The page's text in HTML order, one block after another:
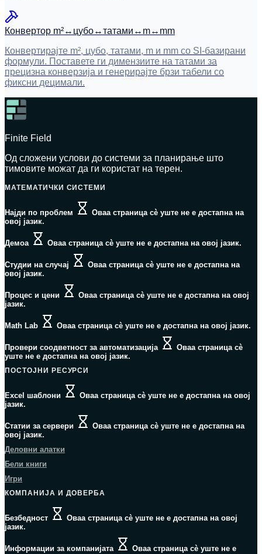
Конвертор m²↔цубо↔татами↔m↔mm
Конвертирајте m², цубо, татами, m и mm со SI-базирани
формули. Поставете ги димензиите на татами за
прецизна конверзија и генерирајте брзи табели со
фиксни децимали.
Finite Field
Од сложени услови до системи за планирање што
тимовите можат да ги користат на терен.
МАТЕМАТИЧКИ СИСТЕМИ
Најди по проблем
Оваа страница сè уште не е достапна на
овој јазик.
Демоа Оваа страница сè уште не е достапна на овој јазик.
Студии на случај
Оваа страница сè уште не е достапна на
овој јазик.
Процес и цени
Оваа страница сè уште не е достапна на овој
јазик.
Math Lab Оваа страница сè уште не е достапна на овој јазик.
Провери соодветност за автоматизација
Оваа страница сè
уште не е достапна на овој јазик.
ПОСТОЈНИ РЕСУРСИ
Excel шаблони
Оваа страница сè уште не е достапна на овој
јазик.
Статии за сервери
Оваа страница сè уште не е достапна на
овој јазик.
Деловни алатки
Бели книги
Игри
КОМПАНИЈА И ДОВЕРБА
Безбедност
Оваа страница сè уште не е достапна на овој
јазик.
Информации за компанијата
Оваа страница сè уште не е